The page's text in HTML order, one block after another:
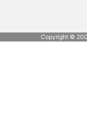
Copyright ©